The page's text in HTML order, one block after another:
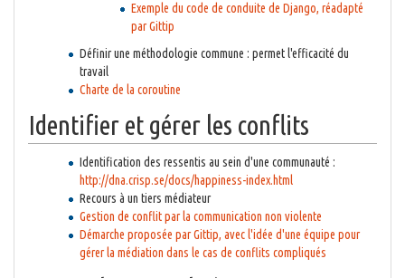
Exemple du code de conduite de Django, réadapté
par Gittip
Définir une méthodologie commune : permet l'efficacité du
travail
Charte de la coroutine
Identifier et gérer les conflits
Identification des ressentis au sein d'une communauté :
http://dna.crisp.se/docs/happiness-index.html
Recours à un tiers médiateur
Gestion de conflit par la communication non violente
Démarche proposée par Gittip, avec l'idée d'une équipe pour
gérer la médiation dans le cas de conflits compliqués